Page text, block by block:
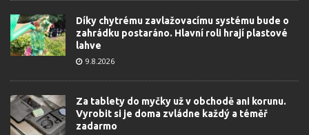
Díky chytrému zavlažovacímu systému bude o
zahrádku postaráno. Hlavní roli hrají plastové
lahve
9.8.2026
Za tablety do myčky už v obchodě ani korunu.
Vyrobit si je doma zvládne každý a téměř
zadarmo